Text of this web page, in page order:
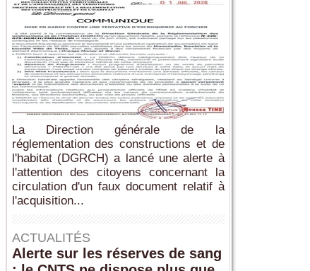
La Direction générale de la
réglementation des constructions et de
l'habitat (DGRCH) a lancé une alerte à
l'attention des citoyens concernant la
circulation d'un faux document relatif à
l'acquisition...
ACTUALITÉS
Alerte sur les réserves de sang